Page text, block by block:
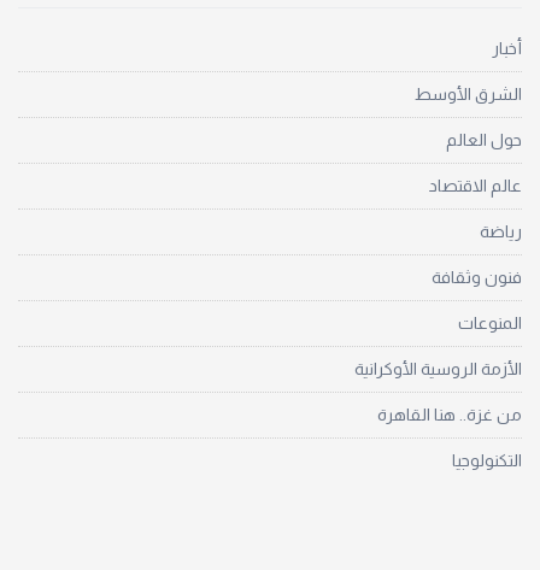
أخبار
الشرق الأوسط
حول العالم
عالم الاقتصاد
رياضة
فنون وثقافة
المنوعات
الأزمة الروسية الأوكرانية
من غزة.. هنا القاهرة
التكنولوجيا